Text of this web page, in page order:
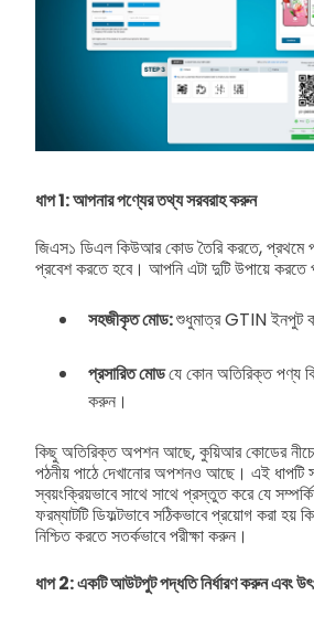
ধাপ 1: আপনার পণ্যের তথ্য সরবরাহ করুন
জিএস১ ডিএল কিউআর কোড তৈরি করতে, প্রথমে
প্রবেশ করতে হবে। আপনি এটা দুটি উপায়ে করতে
সহজীকৃত মোড:শুধুমাত্র GTIN ইনপুট
প্রসারিত মোডযে কোন অতিরিক্ত পণ্য
করুন।
কিছু অতিরিক্ত অপশন আছে, কুয়িআর কোডের
পঠনীয় পাঠে দেখানোর অপশনও আছে। এই ধাপটি
স্বয়ংক্রিয়ভাবে সাথে সাথে প্রস্তুত করে যে
ফরম্যাটটি ডিফল্টভাবে সঠিকভাবে প্রয়োগ করা
নিশ্চিত করতে সতর্কভাবে পরীক্ষা করুন।
ধাপ 2: একটি আউটপুট পদ্ধতি নির্ধারণ করুন এবং